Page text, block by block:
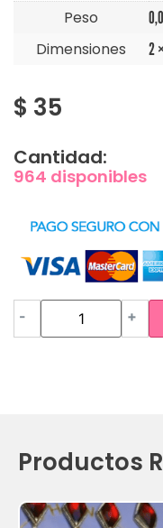
Peso
Dimensiones 2
$ 35
Cantidad:
964 disponibles
- +
Productos